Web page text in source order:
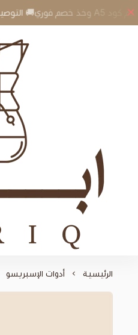
إبريق
الرئيسية أدوات الإسبريسو